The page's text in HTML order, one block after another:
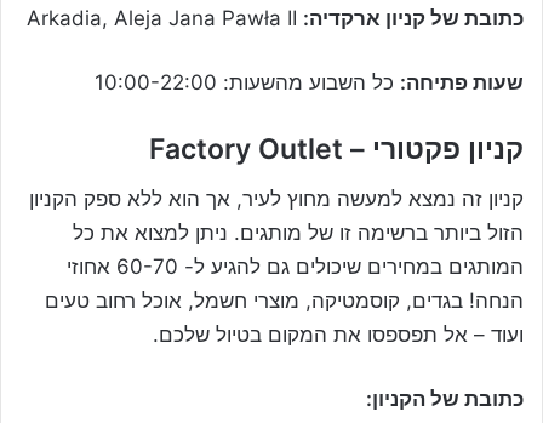
כתובת של קניון ארקדיה:
שעות פתיחה: כל השבוע מהשעות: 10:00-22:00
קניון פקטורי – Factory Outlet
קניון זה נמצא למעשה מחוץ לעיר, אך הוא ללא ספק הקניון
הזול ביותר ברשימה זו של מותגים. ניתן למצוא את כל
המותגים במחירים שיכולים גם להגיע ל- 60-70 אחוזי
הנחה! בגדים, קוסמטיקה, מוצרי חשמל, אוכל רחוב טעים
ועוד – אל תפספסו את המקום בטיול שלכם.
כתובת של הקניון: